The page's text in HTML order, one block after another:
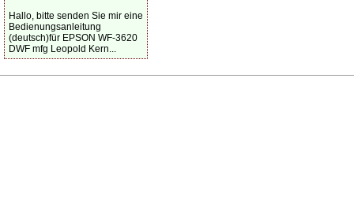
Hallo, bitte senden Sie mir eine
Bedienungsanleitung
(deutsch)für EPSON WF-3620
DWF mfg Leopold Kern...